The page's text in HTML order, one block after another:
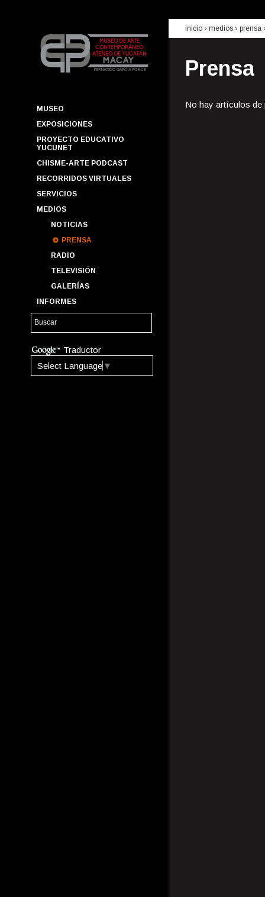
MUSEO
EXPOSICIONES
PROYECTO EDUCATIVO
YUCUNET
CHISME-ARTE PODCAST
RECORRIDOS VIRTUALES
SERVICIOS
MEDIOS
NOTICIAS
PRENSA
RADIO
TELEVISIÓN
GALERÍAS
INFORMES
Traductor
Select Language ▼
inicio › medios › prensa
Prensa
No hay artículos de